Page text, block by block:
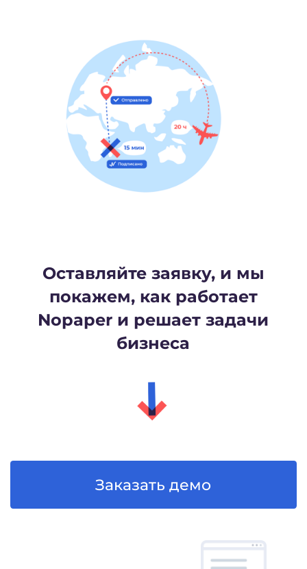
Экономьте время
и деньги — переходите
на Nopaper
Первые 10 подписаний
бесплатно.
неограниченное число
документов. Входящие
документы бесплатно